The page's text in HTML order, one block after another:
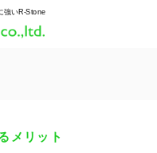
強いR-Stone
メリット